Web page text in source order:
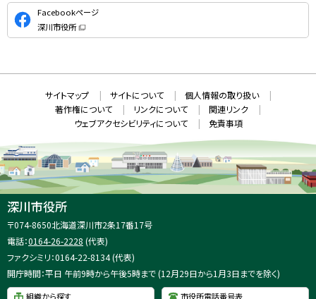
公
式
S
Facebookページ
深川市役所
（
ン
で
開
き
ま
す
メ
ニ
ュ
ー
報
サイトマップ サイトについて
個人情報の取り扱い
著作権について
リンクについて
関連リンク
ウェブアクセシビリティについて
免責事項
深川市役所
住
所
〒074-8650北海道深川市2条17番17号
電話：0164-26-2228 (代表)
ファクシミリ：0164-22-8134 (代表)
開庁時間：平日 午前9時から午後5時まで (12月29日から1月3日までを除く)
組織から探す 市役所電話番号表